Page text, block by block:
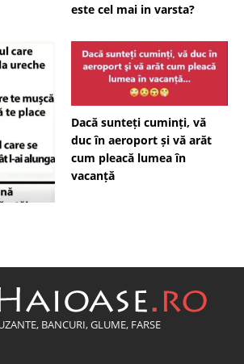
este cel mai in varsta?
Dacă sunteți cuminți, vă
duc în aeroport și vă arăt
cum pleacă lumea în
vacanță
BANCURI, GLUME, FARSE